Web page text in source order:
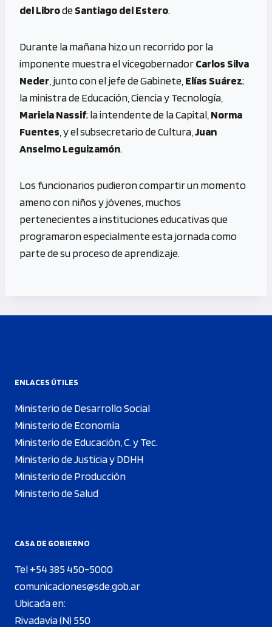
del LibrodeSantiago del Estero.
Durante la mañana hizo un recorrido por la
imponente muestra el vicegobernadorCarlos Silva
Neder , junto con el jefe de Gabinete, Elías Suárez;
la ministra de Educación, Ciencia y Tecnología,
Mariela Nassif; la intendente de la Capital, Norma
Fuentes , y el subsecretario de Cultura, Juan
Anselmo Leguizamón.
Los funcionarios pudieron compartir un momento
ameno con niños y jóvenes, muchos
pertenecientes a instituciones educativas que
programaron especialmente esta jornada como
parte de su proceso de aprendizaje.
ENLACES ÚTILES
Ministerio de Desarrollo Social
Ministerio de Economía
Ministerio de Educación, C. y Tec.
Ministerio de Justicia y DDHH
Ministerio de Producción
Ministerio de Salud
CASA DE GOBIERNO
Tel +54 385 450-5000
comunicaciones@sde.gob.ar
Ubicada en:
Rivadavia (N) 550